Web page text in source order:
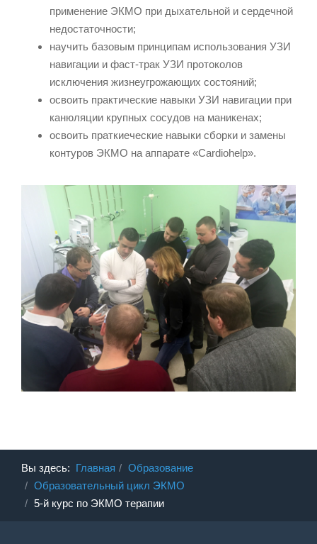
применение ЭКМО при дыхательной и сердечной
недостаточности;
научить базовым принципам использования УЗИ
навигации и фаст-трак УЗИ протоколов
исключения жизнеугрожающих состояний;
освоить практические навыки УЗИ навигации при
канюляции крупных сосудов на маникенах;
освоить праткиеческие навыки сборки и замены
контуров ЭКМО на аппарате «Cardiohelp».
Вы здесь: Главная
Образование
Образовательный цикл ЭКМО
5-й курс по ЭКМО терапии